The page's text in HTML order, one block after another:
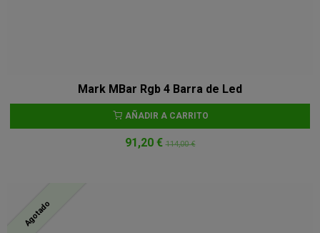
Mark MBar Rgb 4 Barra de Led
AÑADIR A CARRITO
91,20 €114,00 €
Agotado